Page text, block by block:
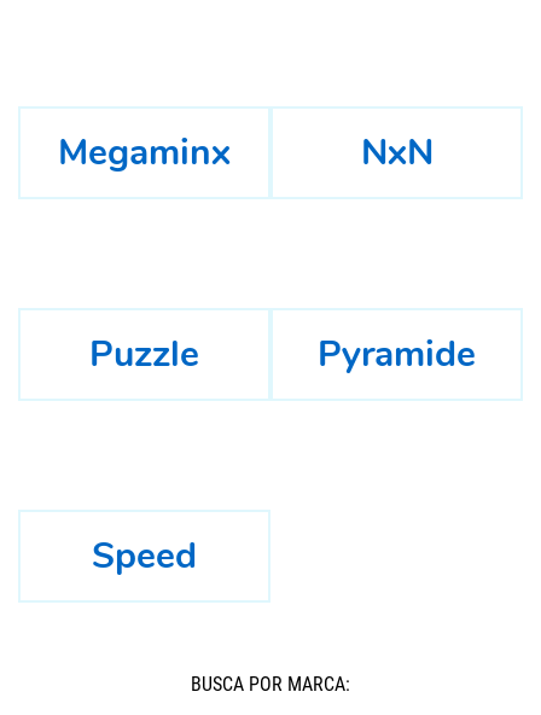
Megaminx NxN
Puzzle Pyramide
Speed
BUSCÁ POR MARCA: